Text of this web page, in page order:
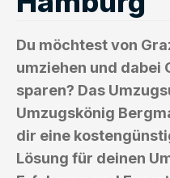
Du möchtest von
umziehen und dabei
sparen? Das
Umzugskönig
dir eine
Lösung für deinen